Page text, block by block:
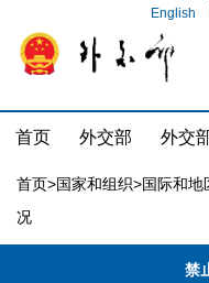
English
首页 外交部 外交
首页>国家和组织>国际和地
况
禁